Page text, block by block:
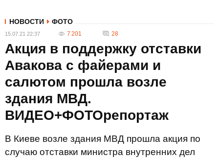
НОВОСТИ ФОТО
15.07.21 22:37 7 201 28
Акция в поддержку отставки
Авакова с файерами и
салютом прошла возле
здания МВД.
ВИДЕО+ФОТОрепортаж
В Киеве возле здания МВД прошла акция по
случаю отставки министра внутренних дел